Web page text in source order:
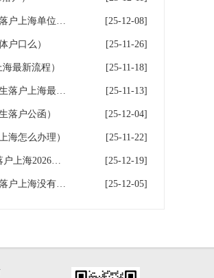
留学生落户上海入职的公司有怎样的条件？（留学生落户上海单位要求） [25-12-08]
户口么） [25-11-26]
最新流程） [25-11-18]
留学生落户上海时效，留学生落户上海要多久（留学生落户上海最快多久） [25-11-13]
落户公函） [25-12-04]
海怎么办理） [25-11-22]
留学生落户上海满360天，留学生上海落户（留学生落户上海2026年最新政策条件） [25-12-19]
留学生落户上海没有档案，如何补建档案？（留学生落户上海没有档案,如何补建档案） [25-12-05]